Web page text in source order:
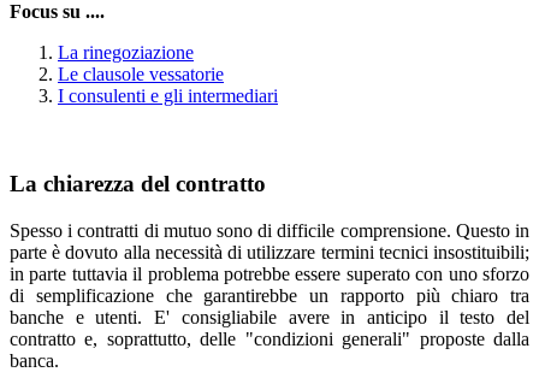
Focus su ....
La rinegoziazione
Le clausole vessatorie
I consulenti e gli intermediari
La chiarezza del contratto
Spesso i contratti di mutuo sono di difficile comprensione. Questo in
parte è dovuto alla necessità di utilizzare termini tecnici insostituibili;
in parte tuttavia il problema potrebbe essere superato con uno sforzo
di semplificazione che garantirebbe un rapporto più chiaro tra
banche e utenti. E' consigliabile avere in anticipo il testo del
contratto e, soprattutto, delle "condizioni generali" proposte dalla
banca.